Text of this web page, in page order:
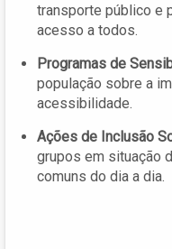
transporte público e
acesso a todos.
Programas de
população sobre a
acessibilidade.
Ações de Inclusão
grupos em situação
comuns do dia a dia.